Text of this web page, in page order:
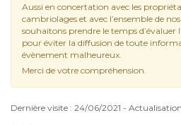
Aussi en concertation avec les
cambriolages et avec l’ensemble de
souhaitons prendre le temps
pour éviter la diffusion de toute
évènement malheureux.
Merci de votre compréhension.
Dernière visite : 24/06/2021 -